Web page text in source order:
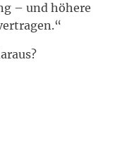
– und höhere